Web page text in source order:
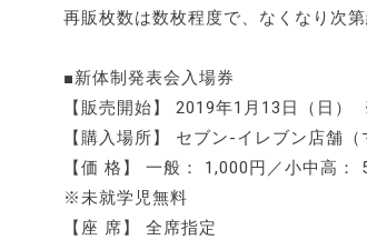
再販枚数は数枚程度で、なくなり次
■新体制発表会入場券
【販売開始】 2019年1月13日（日
【購入場所】 セブン-イレブン店舗
【価 格】 一般： 1,000円／小中高：
※未就学児無料
【座 席】 全席指定